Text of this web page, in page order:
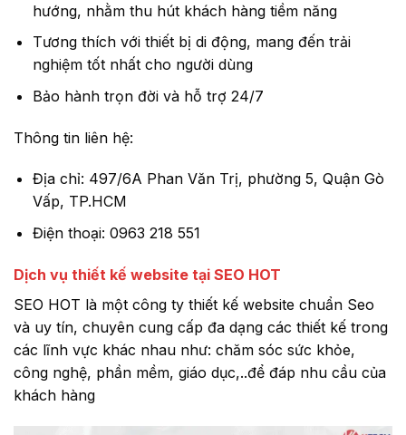
hướng, nhằm thu hút khách hàng tiềm năng
Tương thích với thiết bị di động, mang đến trải
nghiệm tốt nhất cho người dùng
Bảo hành trọn đời và hỗ trợ 24/7
Thông tin liên hệ:
Địa chỉ: 497/6A Phan Văn Trị, phường 5, Quận Gò
Vấp, TP.HCM
Điện thoại: 0963 218 551
Dịch vụ thiết kế website tại SEO HOT
SEO HOT là một công ty thiết kế website chuẩn Seo
và uy tín, chuyên cung cấp đa dạng các thiết kế trong
các lĩnh vực khác nhau như: chăm sóc sức khỏe,
công nghệ, phần mềm, giáo dục,..để đáp nhu cầu của
khách hàng